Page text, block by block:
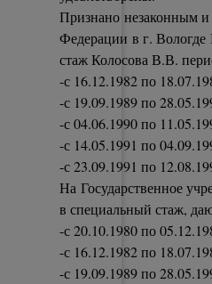
Признано незаконным
Федерации в г. Вологде
стаж Колосова В.В.
-с 16.12.1982 по
-с 19.09.1989 по
-с 04.06.1990 по
-с 14.05.1991 по
-с 23.09.1991 по
На Государственное
в специальный стаж,
-с 20.10.1980 по
-с 16.12.1982 по
-с 19.09.1989 по